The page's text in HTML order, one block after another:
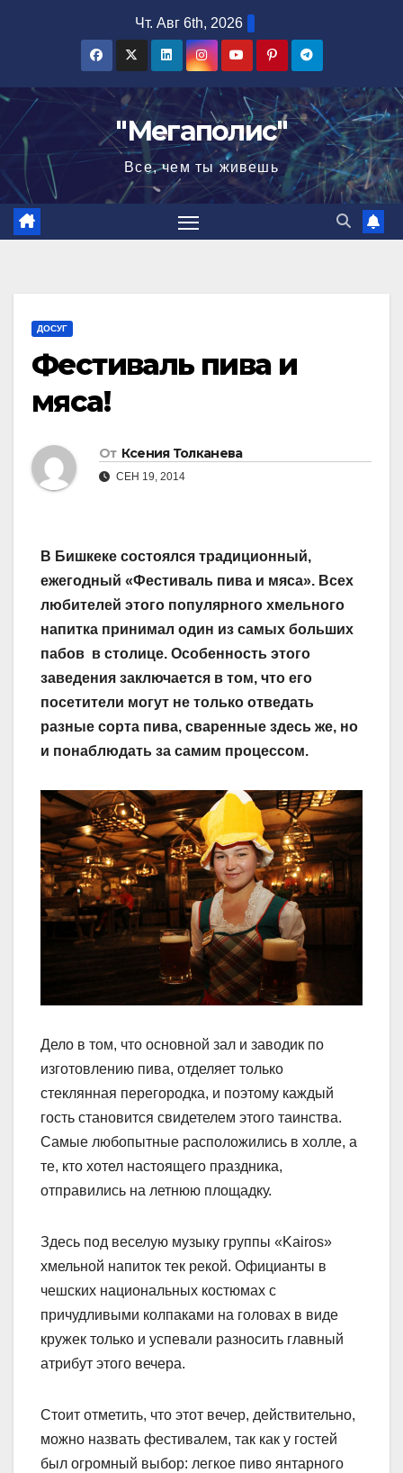
Чт. Авг 6th, 2026
"Мегаполис"
Все, чем ты живешь
ДОСУГ
Фестиваль пива и
мяса!
От Ксения Толканева
СЕН 19, 2014
В Бишкеке состоялся традиционный,
ежегодный «Фестиваль пива и мяса». Всех
любителей этого популярного хмельного
напитка принимал один из самых больших
пабов в столице. Особенность этого
заведения заключается в том, что его
посетители могут не только отведать
разные сорта пива, сваренные здесь же, но
и понаблюдать за самим процессом.
Дело в том, что основной зал и заводик по
изготовлению пива, отделяет только
стеклянная перегородка, и поэтому каждый
гость становится свидетелем этого таинства.
Самые любопытные расположились в холле, а
те, кто хотел настоящего праздника,
отправились на летнюю площадку.
Здесь под веселую музыку группы «Kairos»
хмельной напиток тек рекой. Официанты в
чешских национальных костюмах с
причудливыми колпаками на головах в виде
кружек только и успевали разносить главный
атрибут этого вечера.
Стоит отметить, что этот вечер, действительно,
можно назвать фестивалем, так как у гостей
был огромный выбор: легкое пиво янтарного